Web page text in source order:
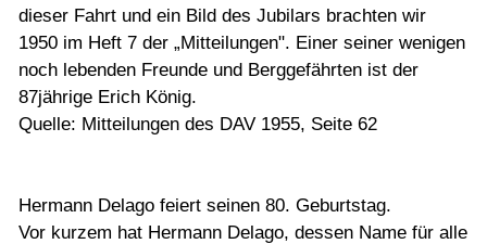
dieser Fahrt und ein Bild des Jubilars brachten wir
1950 im Heft 7 der „Mitteilungen". Einer seiner wenigen
noch lebenden Freunde und Berggefährten ist der
87jährige Erich König.
Quelle: Mitteilungen des DAV 1955, Seite 62
Hermann Delago feiert seinen 80. Geburtstag.
Vor kurzem hat Her­mann Delago, dessen Name für alle